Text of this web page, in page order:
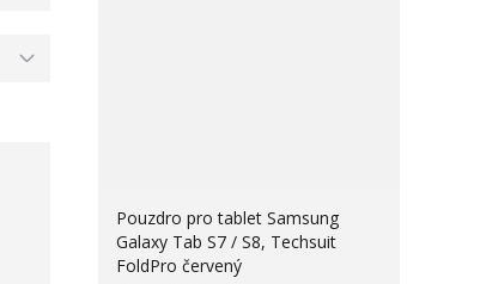
Pouzdro pro tablet Samsung
Galaxy Tab S7 / S8, Techsuit
FoldPro červený